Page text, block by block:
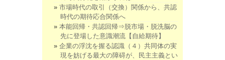
市場時代の取引（交換）関係から、共認
時代の期待応合関係へ
本能回帰・共認回帰⇒脱市場・脱洗脳の
先に登場した意識潮流【自給期待】
企業の浮沈を握る認識（４）共同体の実
現を妨げる最大の障碍が、民主主義とい